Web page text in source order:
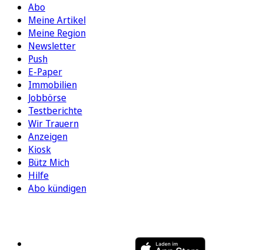
Abo
Meine Artikel
Meine Region
Newsletter
Push
E-Paper
Immobilien
Jobbörse
Testberichte
Wir Trauern
Anzeigen
Kiosk
Bütz Mich
Hilfe
Abo kündigen